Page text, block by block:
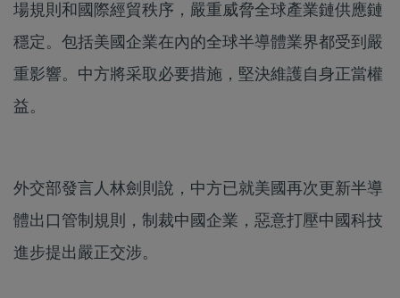
場規則和國際經貿秩序，嚴重威脅全球產業鏈供應鏈
穩定。包括美國企業在內的全球半導體業界都受到嚴
重影響。中方將采取必要措施，堅決維護自身正當權
益。
外交部發言人林劍則說，中方已就美國再次更新半導
體出口管制規則，制裁中國企業，惡意打壓中國科技
進步提出嚴正交涉。